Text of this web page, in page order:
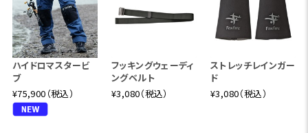
ハイドロマスタービ
ブ
¥75,900（税込）
フッキングウェーディ
ングベルト
¥3,080（税込）
ストレッチレインガー
ド
¥3,080（税込）